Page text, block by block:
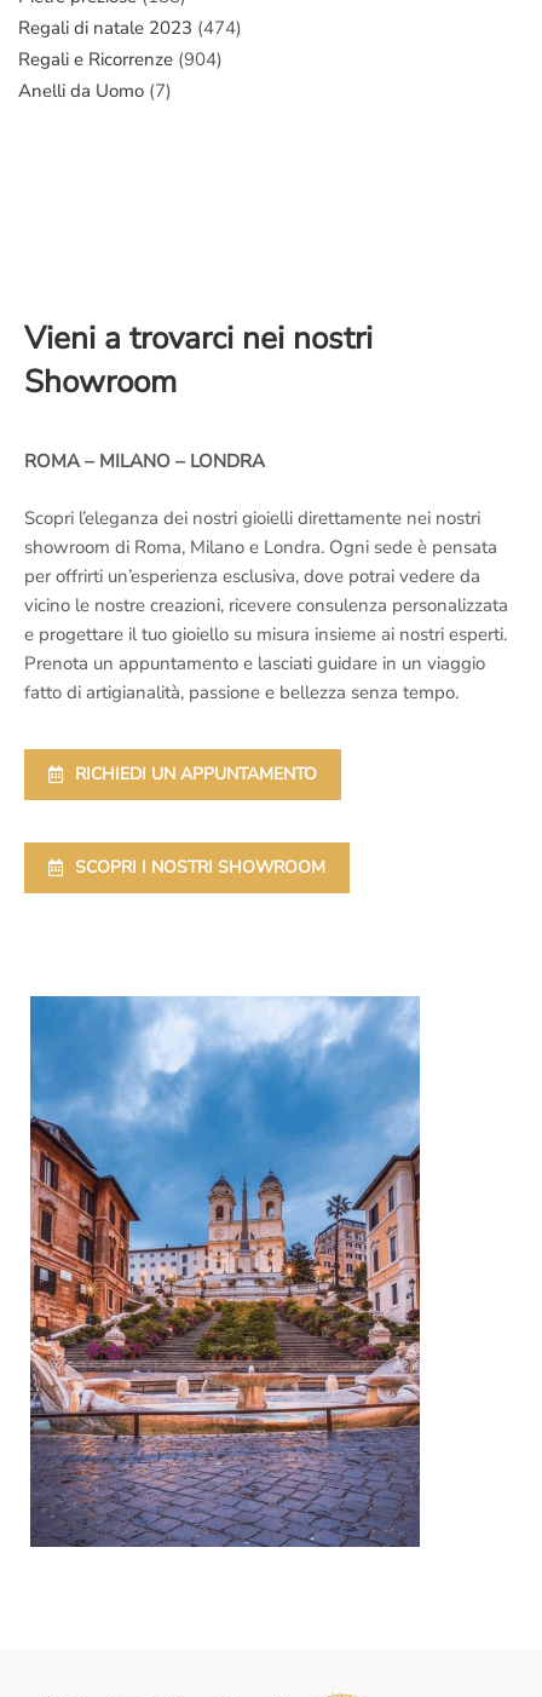
Regali di natale 2023 (474)
Regali e Ricorrenze (904)
Anelli da Uomo (7)
Vieni a trovarci nei nostri
Showroom
ROMA – MILANO – LONDRA
Scopri l’eleganza dei nostri gioielli direttamente nei nostri
showroom di Roma, Milano e Londra. Ogni sede è pensata
per offrirti un’esperienza esclusiva, dove potrai vedere da
vicino le nostre creazioni, ricevere consulenza personalizzata
e progettare il tuo gioiello su misura insieme ai nostri esperti.
Prenota un appuntamento e lasciati guidare in un viaggio
fatto di artigianalità, passione e bellezza senza tempo.
RICHIEDI UN APPUNTAMENTO
SCOPRI I NOSTRI SHOWROOM